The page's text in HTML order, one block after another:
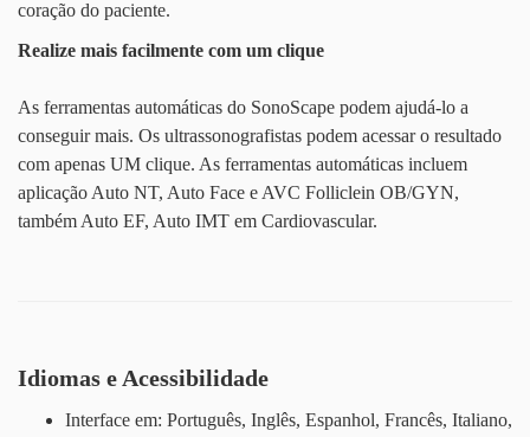
coração do paciente.
Realize mais facilmente com um clique
As ferramentas automáticas do SonoScape podem ajudá-lo a
conseguir mais. Os ultrassonografistas podem acessar o resultado
com apenas UM clique. As ferramentas automáticas incluem
aplicação Auto NT, Auto Face e AVC Folliclein OB/GYN,
também Auto EF, Auto IMT em Cardiovascular.
Idiomas e Acessibilidade
Interface em: Português, Inglês, Espanhol, Francês, Italiano,